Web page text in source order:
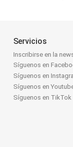
Servicios
Inscribirse en la
Síguenos en
Síguenos en
Síguenos en
Síguenos en TikTok